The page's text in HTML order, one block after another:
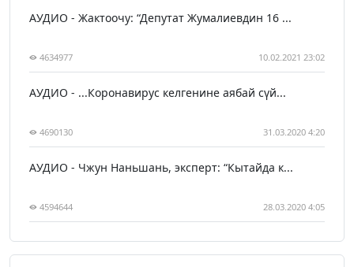
АУДИО - Жактоочу: “Депутат Жумалиевдин 16 ...
4634977 10.02.2021 23:02
АУДИО - ...Коронавирус келгенине аябай сүй...
4690130 31.03.2020 4:20
АУДИО - Чжун Наньшань, эксперт: “Кытайда к...
4594644 28.03.2020 4:05